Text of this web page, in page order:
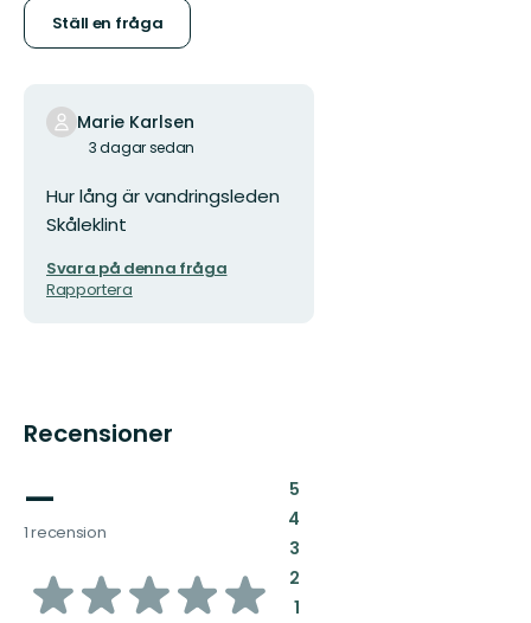
Ställ en fråga
Marie Karlsen
3 dagar sedan
Hur lång är vandringsleden
Skåleklint
Svara på denna fråga
Rapportera
Recensioner
—
1 recension
av
5:
4:
3:
2:
1: